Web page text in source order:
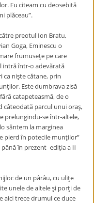
Eu citeam cu deosebită
plăceau”.
preotul Ion Bratu,
Goga, Eminescu o
frumuseţe pe care
intră într-o adevărată
ca nişte cătane, prin
Este dumbrava zisă
catapeteasmă, de o
câteodată parcul unui oraş,
prelungindu-se într-altele,
sântem la marginea
pierd în potecile munţilor”
în prezent- ediţia a II-
de un pârâu, cu uliţe
unele de altele şi porţi de
aici trece drumul ce duce